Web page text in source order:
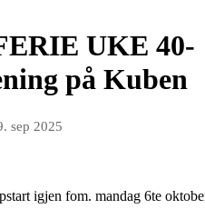
UKE 40-
på Kuben
sep 2025
igjen fom. mandag 6te